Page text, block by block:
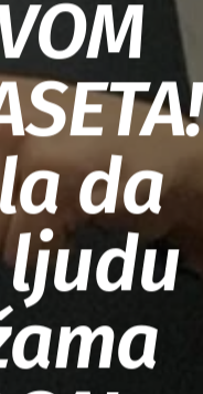
da